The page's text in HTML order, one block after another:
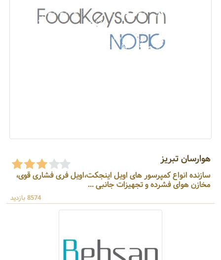
هوارسان تبریز
سازنده انواع کمپرسور های اویل اینجکت،اویل فری فشاری قوی،
مخازن هوای فشرده و تجهیزات جانبی ...
8574 بازدید